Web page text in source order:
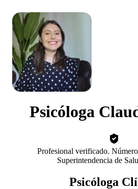
Psicóloga
Profesional verificado.
Superintendencia de
Psicóloga